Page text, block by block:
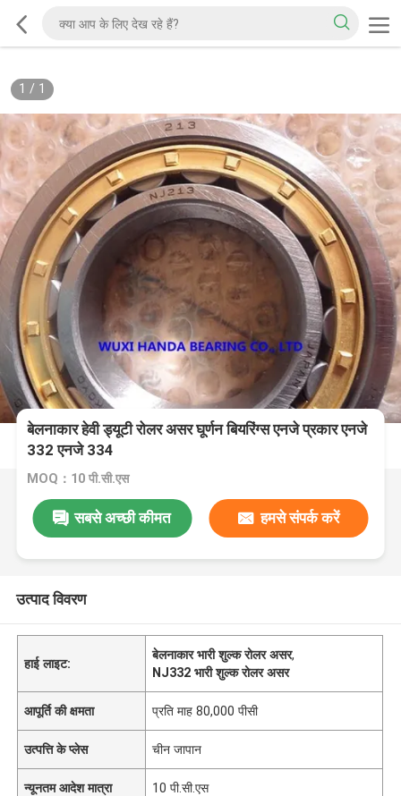
1 / 1
बेलनाकार हेवी ड्यूटी रोलर असर घूर्णन बियरिंग्स एनजे प्रकार एनजे
332 एनजे 334
MOQ：10 पी.सी.एस
सबसे अच्छी कीमत हमसे संपर्क करें
उत्पाद विवरण
हाई लाइट:
बेलनाकार भारी शुल्क रोलर असर,
NJ332 भारी शुल्क रोलर असर
आपूर्ति की क्षमता प्रति माह 80,000 पीसी
उत्पत्ति के प्लेस चीन जापान
न्यूनतम आदेश मात्रा 10 पी.सी.एस